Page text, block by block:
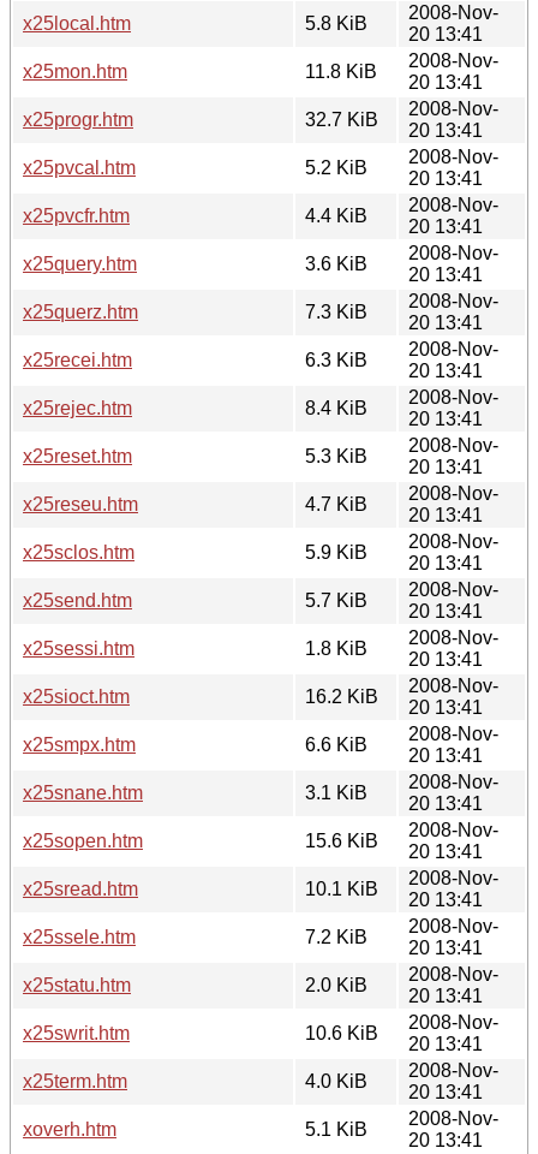
x25local.htm
5.8 KiB
2008-Nov-
20 13:41
x25mon.htm
11.8 KiB
2008-Nov-
20 13:41
x25progr.htm
32.7 KiB
2008-Nov-
20 13:41
x25pvcal.htm
5.2 KiB
2008-Nov-
20 13:41
x25pvcfr.htm
4.4 KiB
2008-Nov-
20 13:41
x25query.htm
3.6 KiB
2008-Nov-
20 13:41
x25querz.htm
7.3 KiB
2008-Nov-
20 13:41
x25recei.htm
6.3 KiB
2008-Nov-
20 13:41
x25rejec.htm
8.4 KiB
2008-Nov-
20 13:41
x25reset.htm
5.3 KiB
2008-Nov-
20 13:41
x25reseu.htm
4.7 KiB
2008-Nov-
20 13:41
x25sclos.htm
5.9 KiB
2008-Nov-
20 13:41
x25send.htm
5.7 KiB
2008-Nov-
20 13:41
x25sessi.htm
1.8 KiB
2008-Nov-
20 13:41
x25sioct.htm
16.2 KiB
2008-Nov-
20 13:41
x25smpx.htm
6.6 KiB
2008-Nov-
20 13:41
x25snane.htm
3.1 KiB
2008-Nov-
20 13:41
x25sopen.htm
15.6 KiB
2008-Nov-
20 13:41
x25sread.htm
10.1 KiB
2008-Nov-
20 13:41
x25ssele.htm
7.2 KiB
2008-Nov-
20 13:41
x25statu.htm
2.0 KiB
2008-Nov-
20 13:41
x25swrit.htm
10.6 KiB
2008-Nov-
20 13:41
x25term.htm
4.0 KiB
2008-Nov-
20 13:41
xoverh.htm
5.1 KiB
2008-Nov-
20 13:41